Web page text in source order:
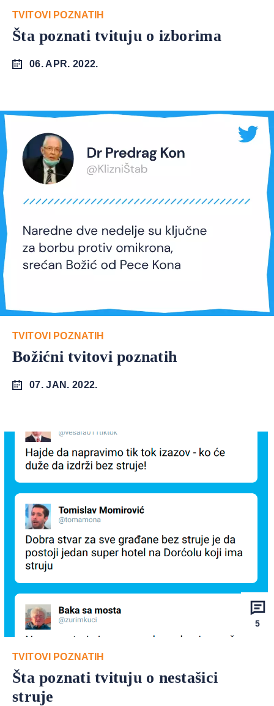
TVITOVI POZNATIH
Šta poznati tvituju o izborima
06. APR. 2022.
TVITOVI POZNATIH
Božićni tvitovi poznatih
07. JAN. 2022.
5
TVITOVI POZNATIH
Šta poznati tvituju o nestašici
struje